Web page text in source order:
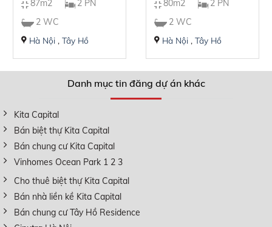
87m2
2 PN
2 WC
Hà Nội ,Tây Hồ
80m2
2 PN
2 WC
Hà Nội ,Tây Hồ
Danh mục tin đăng dự án khác
Kita Capital
Bán biệt thự Kita Capital
Bán chung cư Kita Capital
Vinhomes Ocean Park 1 2 3
Cho thuê biệt thự Kita Capital
Bán nhà liền kề Kita Capital
Bán chung cư Tây Hồ Residence